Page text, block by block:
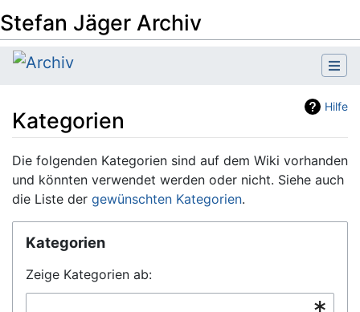
Stefan Jäger Archiv
Hilfe
Kategorien
Wechseln zu:Navigation,Suche
Die folgenden Kategorien sind auf dem Wiki vorhanden
und könnten verwendet werden oder nicht. Siehe auch
die Liste der gewünschten Kategorien.
Kategorien
Zeige Kategorien ab: